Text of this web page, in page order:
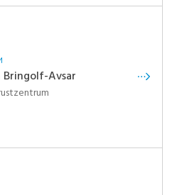
Bringolf-Avsar